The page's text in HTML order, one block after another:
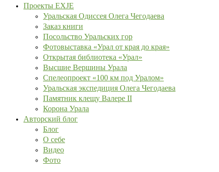
Проекты EXJE
Уральская Одиссея Олега Чегодаева
Заказ книги
Посольство Уральских гор
Фотовыставка «Урал от края до края»
Открытая библиотека «Урал»
Высшие Вершины Урала
Спелеопроект «100 км под Уралом»
Уральская экспедиция Олега Чегодаева
Памятник клещу Валере II
Корона Урала
Авторский блог
Блог
О себе
Видео
Фото